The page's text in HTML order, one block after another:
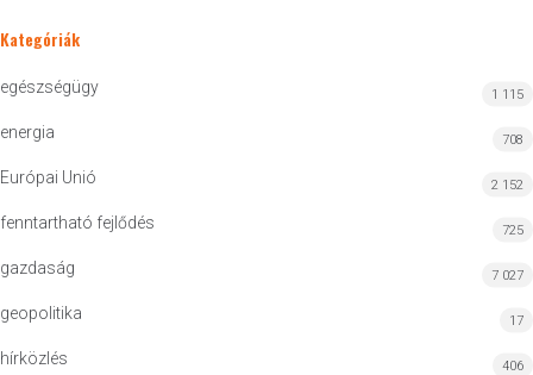
Kategóriák
egészségügy 1 115
energia 708
Európai Unió 2 152
fenntartható fejlődés 725
gazdaság 7 027
geopolitika 17
hírközlés 406